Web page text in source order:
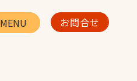
お問合せ